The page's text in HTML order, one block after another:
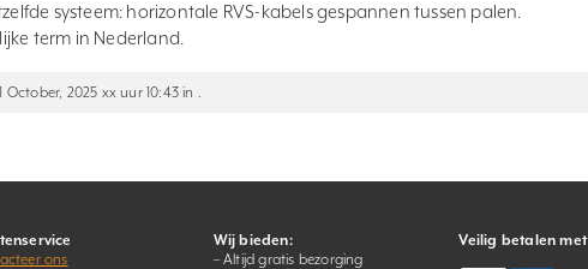
systeem: horizontale RVS-kabels gespannen tussen palen.
term in Nederland.
2025 xx uur 10:43 in .
ons
Wij bieden:
– Altijd gratis bezorging
Veilig betalen met